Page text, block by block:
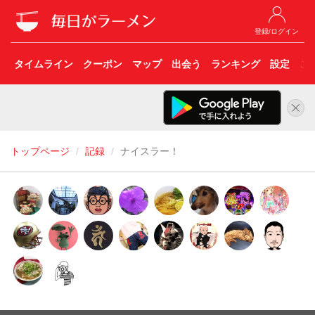
登録/ログイン
タイムライン クーポン マップ 出会う ランキング 設定 こ
トップページ 記録 ナイスラー！